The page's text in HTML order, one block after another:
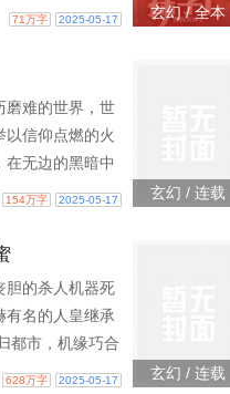
官职把她送老尚
变态为逃脱这
发生了不该发生
哥，清冷矜贵。
禁锢。姜心棠
能开花结果。她
71万字 2025-05-17 玄幻 / 全本
磨难的世界，世
以信仰点燃的火
在无边的黑暗中
去一切希望却
生的存在被吵
换？”……教室
灵，独自坐在
154万字 2025-05-17 玄幻 / 连载
胆的杀人机器死
有名的人皇继承
都市，机缘巧合
的哥哥抓了个正
628万字 2025-05-17 玄幻 / 连载